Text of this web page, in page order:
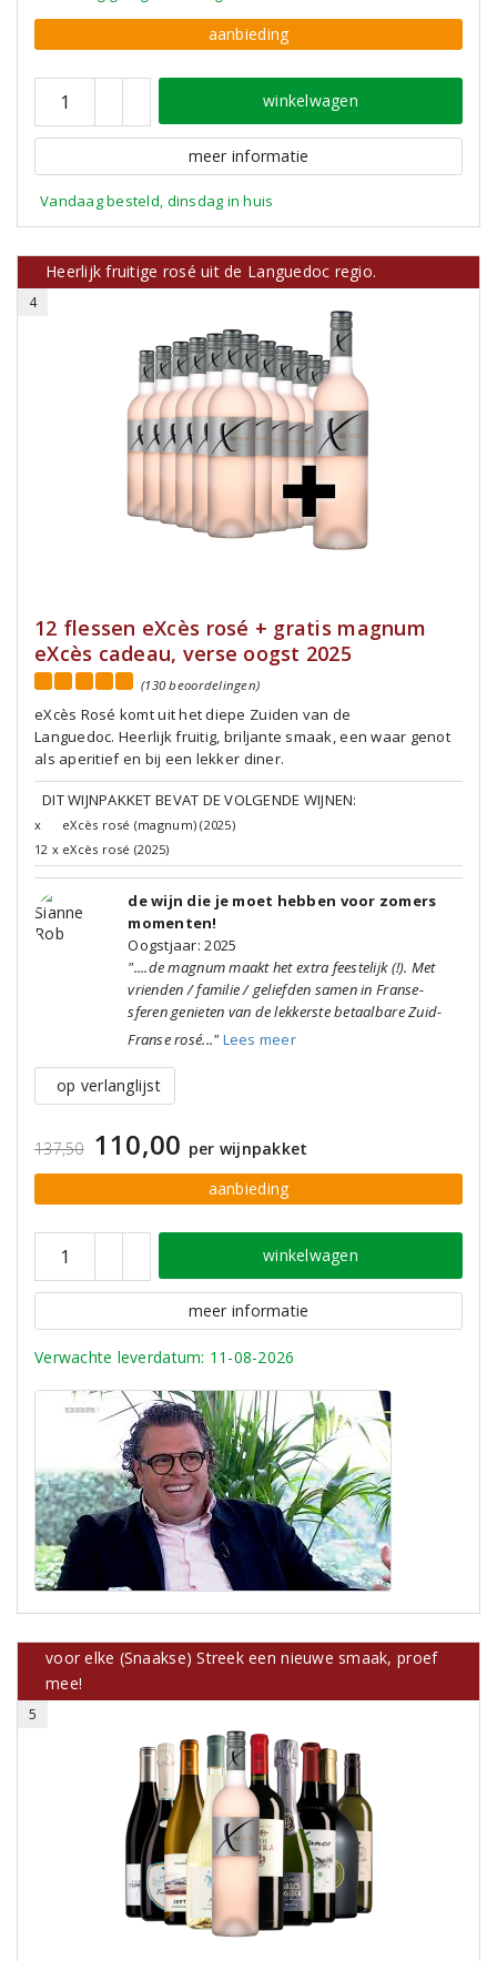
aanbieding
winkelwagen
meer informatie
Vandaag besteld, dinsdag in huis
Heerlijk fruitige rosé uit de Languedoc regio.
4
12 flessen eXcès rosé + gratis magnum
eXcès cadeau, verse oogst 2025
(130 beoordelingen)
eXcès Rosé komt uit het diepe Zuiden van de
Languedoc. Heerlijk fruitig, briljante smaak, een waar genot
als aperitief en bij een lekker diner.
DIT WIJNPAKKET BEVAT DE VOLGENDE WIJNEN:
x
eXcès rosé (magnum) (2025)
12 x eXcès rosé (2025)
de wijn die je moet hebben voor zomers
momenten!
Oogstjaar: 2025
"....de magnum maakt het extra feestelijk (!). Met
vrienden / familie / geliefden samen in Franse-
sferen genieten van de lekkerste betaalbare Zuid-
Franse rosé..." Lees meer
op verlanglijst
137,50 110,00 per wijnpakket
aanbieding
winkelwagen
meer informatie
Verwachte leverdatum: 11-08-2026
voor elke (Snaakse) Streek een nieuwe smaak, proef
mee!
5